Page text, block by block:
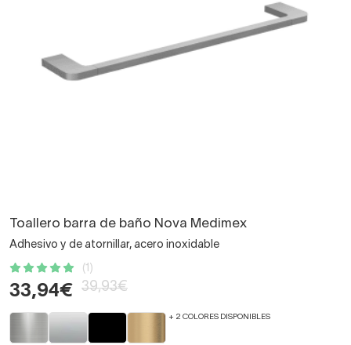
Toallero barra de baño Nova Medimex
Adhesivo y de atornillar, acero inoxidable
(1)
33,94€ 39,93€
+ 2 COLORES DISPONIBLES